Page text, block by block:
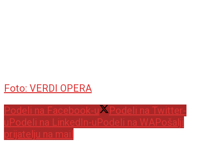
Foto: VERDI OPERA
Podeli na Facebook-u
Podeli na Twitter-
u Podeli na LinkedIn-u Podeli na WAPošalji
prijatelju na mail